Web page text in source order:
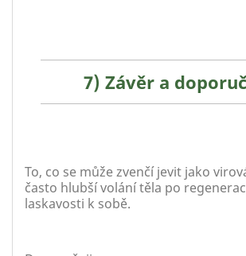
7) Závěr a
To, co se může zvenčí jevit jako
často hlubší volání těla po
laskavosti k sobě.